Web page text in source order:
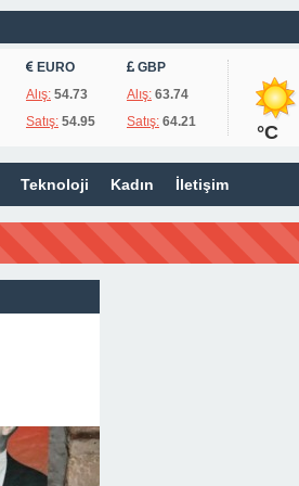
EURO
Alış:54.73
Satış:54.95
GBP
Alış:63.74
Satış:64.21 °C
Teknoloji Kadın İletişim